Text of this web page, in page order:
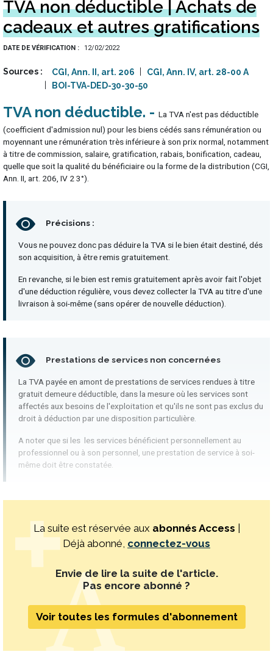
TVA non déductible | Achats de
cadeaux et autres gratifications
DATE DE VÉRIFICATION 12/02/2022
Sources CGI, Ann. II, art. 206
CGI, Ann. IV, art. 28-00 A
BOI-TVA-DED-30-30-50
TVA non déductible
La TVA n'est pas déductible
(coefficient d'admission nul) pour les biens cédés sans rémunération ou
moyennant une rémunération très inférieure à son prix normal, notamment
à titre de commission, salaire, gratification, rabais, bonification, cadeau,
quelle que soit la qualité du bénéficiaire ou la forme de la distribution (CGI,
Ann. II, art. 206, IV 2 3°).
Précisions :
Vous ne pouvez donc pas déduire la TVA si le bien était destiné, dés
son acquisition, à être remis gratuitement.
En revanche, si le bien est remis gratuitement après avoir fait l'objet
d'une déduction régulière, vous devez collecter la TVA au titre d'une
livraison à soi-même (sans opérer de nouvelle déduction).
Prestations de services non concernées
La TVA payée en amont de prestations de services rendues à titre
gratuit demeure déductible, dans la mesure où les services sont
affectés aux besoins de l'exploitation et qu'ils ne sont pas exclus du
droit à déduction par une disposition particulière.
A noter que si les les services bénéficient personnellement au
professionnel ou à son personnel, une prestation de service à soi-
même doit être constatée.
La suite est réservée aux abonnés Access |
Déjà abonné, connectez-vous
Envie de lire la suite de l'article.
Pas encore abonné ?
Voir toutes les formules d'abonnement